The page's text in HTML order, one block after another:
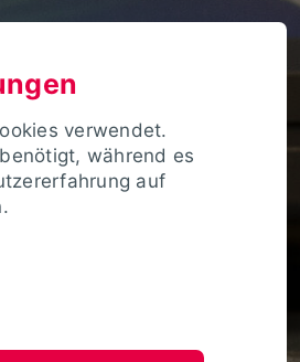
verwendet.
während es
auf